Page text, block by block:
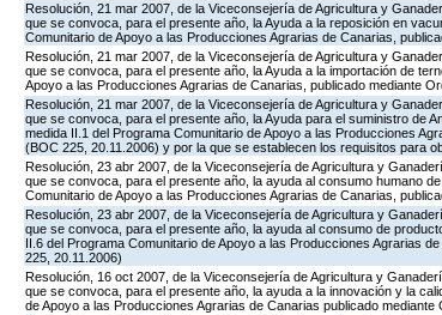
Resolución, 21 mar 2007, de la Viceconsejería de Agricultura y
que se convoca, para el presente año, la Ayuda a la reposición en
Comunitario de Apoyo a las Producciones Agrarias de Canarias,
Resolución, 21 mar 2007, de la Viceconsejería de Agricultura y
que se convoca, para el presente año, la Ayuda a la importación de
Apoyo a las Producciones Agrarias de Canarias, publicado mediante
Resolución, 21 mar 2007, de la Viceconsejería de Agricultura y
que se convoca, para el presente año, la Ayuda para el suministro de
medida II.1 del Programa Comunitario de Apoyo a las Producciones
(BOC 225, 20.11.2006) y por la que se establecen los requisitos para
Resolución, 23 abr 2007, de la Viceconsejería de Agricultura y
que se convoca, para el presente año, la ayuda al consumo humano
Comunitario de Apoyo a las Producciones Agrarias de Canarias,
Resolución, 23 abr 2007, de la Viceconsejería de Agricultura y
que se convoca, para el presente año, la ayuda al consumo de
II.6 del Programa Comunitario de Apoyo a las Producciones Agrarias
225, 20.11.2006)
Resolución, 16 oct 2007, de la Viceconsejería de Agricultura y
que se convoca, para el presente año, la ayuda a la innovación y la
de Apoyo a las Producciones Agrarias de Canarias publicado